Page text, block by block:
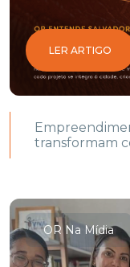
LER ARTIGO
transformam
OR Na Mídia